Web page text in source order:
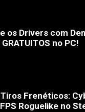
os Drivers com
no PC!
Frenéticos:
Roguelike no